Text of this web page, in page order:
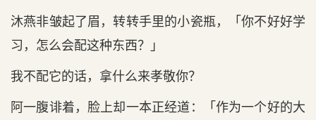
沐燕非皱起了眉，转转手里的小瓷瓶，「你不好好学
习，怎么会配这种东西？」
我不配它的话，拿什么来孝敬你？
阿一腹诽着，脸上却一本正经道：「作为一个好的大